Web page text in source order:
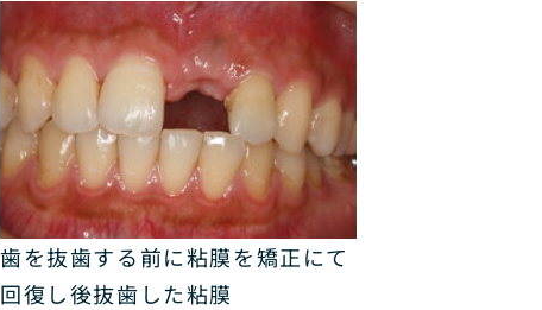
歯を抜歯する前に粘膜を矯正にて
回復し後抜歯した粘膜